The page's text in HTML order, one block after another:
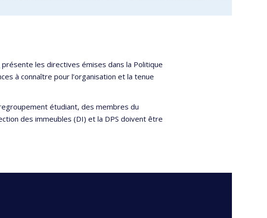
présente les directives émises dans la Politique
à connaître pour l’organisation et la tenue
étudiant, des membres du
des immeubles (DI) et la DPS doivent être